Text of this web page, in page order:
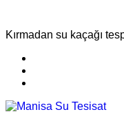
Kırmadan su kaçağı